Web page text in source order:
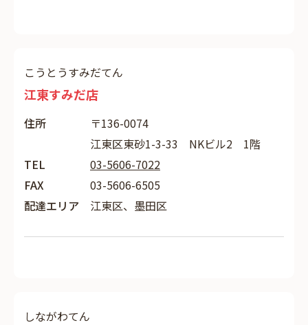
こうとうすみだてん
江東すみだ店
住所
〒136-0074
江東区東砂1-3-33 NKビル2 1階
TEL
03-5606-7022
FAX
03-5606-6505
配達エリア
江東区、墨田区
しながわてん